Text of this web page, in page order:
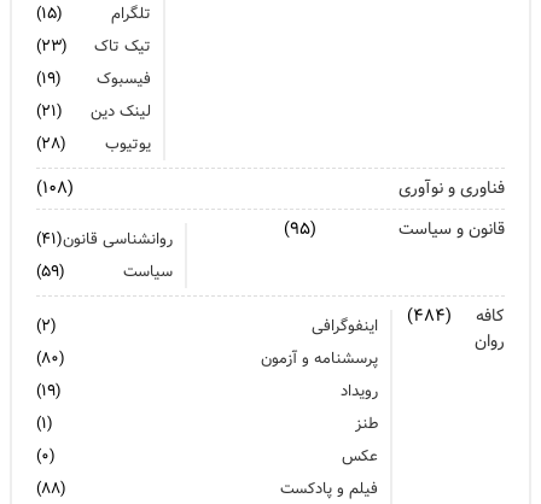
تلگرام
(۱۵)
تیک تاک
(۲۳)
فیسبوک
(۱۹)
لینک دین
(۲۱)
یوتیوب
(۲۸)
فناوری و نوآوری
(۱۰۸)
قانون و سیاست
(۹۵) روانشناسی قانون(۴۱)
سیاست
(۵۹)
کافه
روان
(۴۸۴) اینفوگرافی
(۲)
پرسشنامه و آزمون
(۸۰)
رویداد
(۱۹)
طنز
(۱)
عکس
(۰)
فیلم و پادکست
(۸۸)